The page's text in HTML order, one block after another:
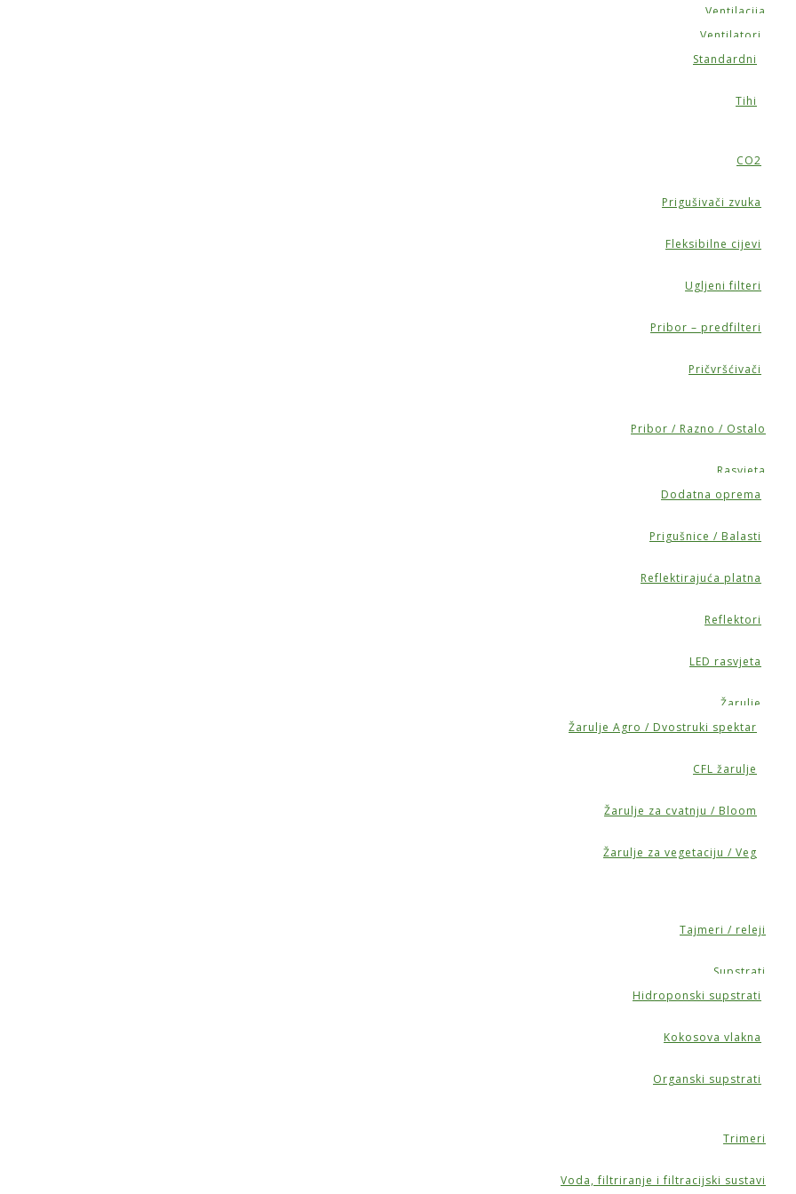
Ventilacija
Ventilatori
Standardni
Tihi
CO2
Prigušivači zvuka
Fleksibilne cijevi
Ugljeni filteri
Pribor – predfilteri
Pričvršćivači
Pribor / Razno / Ostalo
Rasvjeta
Dodatna oprema
Prigušnice / Balasti
Reflektirajuća platna
Reflektori
LED rasvjeta
Žarulje
Žarulje Agro / Dvostruki spektar
CFL žarulje
Žarulje za cvatnju / Bloom
Žarulje za vegetaciju / Veg
Tajmeri / releji
Supstrati
Hidroponski supstrati
Kokosova vlakna
Organski supstrati
Trimeri
Voda, filtriranje i filtracijski sustavi
za sljedeći put kada budem komentirao.